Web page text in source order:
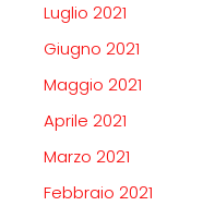
Luglio 2021
Giugno 2021
Maggio 2021
Aprile 2021
Marzo 2021
Febbraio 2021